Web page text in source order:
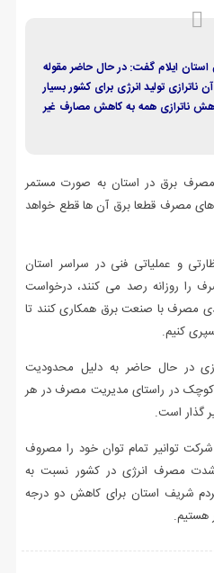
ایلام گفت: در حال حاضر مقوله
تولید انرژی برای کشور بسیار
ناترازی همه به کاهش مصارف غیر
برق در استان به صورت مستمر
مصرف قطعا برق آن ها قطع خواهد
به اینکه ۳۰ اکیپ نظارتی و عملیاتی فنی در سراسر استان
را روزانه رصد می کنند، درخواست
استان با کاهش ۱۰ درصدی مصرف با صنعت برق همکاری کنند تا
کنیم.
در حال حاضر به دلیل محدودیت
در راستای مدیریت مصرف در هر
گذار است.
توانیر تمام توان خود را مصروف
شدت مصرف انرژی در کشور نسبت به
شریف استان برای کاهش دو درجه
هستیم.